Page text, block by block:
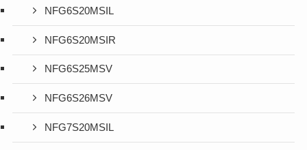
NFG6S20MSIL
NFG6S20MSIR
NFG6S25MSV
NFG6S26MSV
NFG7S20MSIL